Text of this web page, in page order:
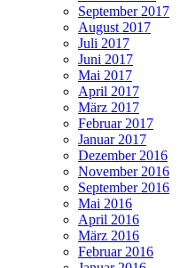
September 2017
August 2017
Juli 2017
Juni 2017
Mai 2017
April 2017
März 2017
Februar 2017
Januar 2017
Dezember 2016
November 2016
September 2016
Mai 2016
April 2016
März 2016
Februar 2016